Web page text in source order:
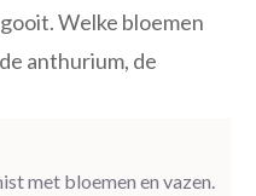
Welke bloemen
anthurium, de
met bloemen en vazen.